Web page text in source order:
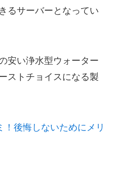
るサーバーとなってい
安い浄水型ウォーター
ストチョイスになる製
後悔しないためにメリ